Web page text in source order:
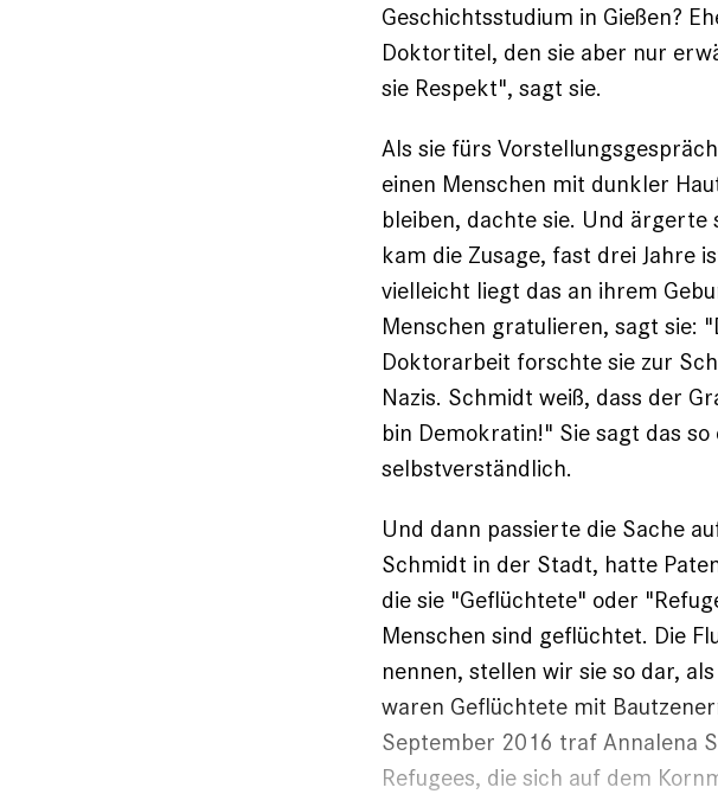
Geschichtsstudium in Gießen?
Doktortitel, den sie aber nur
sie Respekt", sagt sie.
Als sie fürs
einen Menschen mit dunkler
bleiben, dachte sie. Und
kam die Zusage, fast drei Jahre
vielleicht liegt das an ihrem
Menschen gratulieren, sagt sie:
Doktorarbeit forschte sie zur
Nazis. Schmidt weiß, dass der
bin Demokratin!" Sie sagt das
selbstverständlich.
Und dann passierte die Sache
Schmidt in der Stadt, hatte
die sie "Geflüchtete" oder
Menschen sind geflüchtet. Die
nennen, stellen wir sie so dar,
waren Geflüchtete mit
September 2016 traf Annalena
Refugees, die sich auf dem